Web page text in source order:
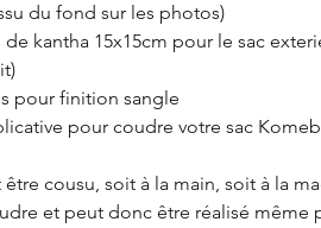
du fond sur les photos)
kantha 15x15cm pour le sac
pour finition sangle
pour coudre votre sac
être cousu, soit à la main, soit à la
et peut donc être réalisé même